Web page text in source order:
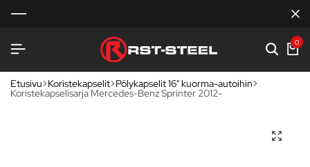
0
Etusivu Koristekapselit Pölykapselit 16" kuorma-autoihin
Koristekapselisarja Mercedes-Benz Sprinter 2012-